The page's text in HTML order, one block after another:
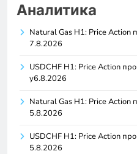
Аналитика
Natural Gas H1: Price Action
7.8.2026
USDCHF H1: Price Action
у6.8.2026
Natural Gas H1: Price Action
5.8.2026
USDCHF H1: Price Action
5.8.2026